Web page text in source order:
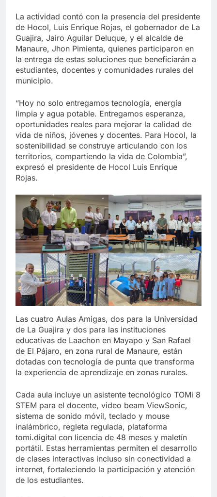
La actividad contó con la presencia del presidente
de Hocol, Luis Enrique Rojas, el gobernador de La
Guajira, Jairo Aguilar Deluque, y el alcalde de
Manaure, Jhon Pimienta, quienes participaron en
la entrega de estas soluciones que beneficiarán a
estudiantes, docentes y comunidades rurales del
municipio.
“Hoy no solo entregamos tecnología, energía
limpia y agua potable. Entregamos esperanza,
oportunidades reales para mejorar la calidad de
vida de niños, jóvenes y docentes. Para Hocol, la
sostenibilidad se construye articulando con los
territorios, compartiendo la vida de Colombia”,
expresó el presidente de Hocol Luis Enrique
Rojas.
Las cuatro Aulas Amigas, dos para la Universidad
de La Guajira y dos para las instituciones
educativas de Laachon en Mayapo y San Rafael
de El Pájaro, en zona rural de Manaure, están
dotadas con tecnología de punta que transforma
la experiencia de aprendizaje en zonas rurales.
Cada aula incluye un asistente tecnológico TOMi 8
STEM para el docente, video beam ViewSonic,
sistema de sonido móvil, teclado y mouse
inalámbrico, regleta regulada, plataforma
tomi.digital con licencia de 48 meses y maletín
portátil. Estas herramientas permiten el desarrollo
de clases interactivas incluso sin conectividad a
internet, fortaleciendo la participación y atención
de los estudiantes.